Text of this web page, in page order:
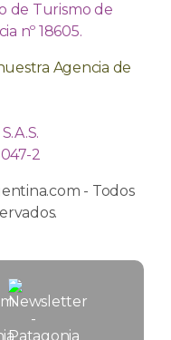
de Turismo de
nº 18605.
Agencia de
2
- Todos